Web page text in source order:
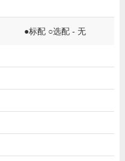
●标配 ○选配 - 无